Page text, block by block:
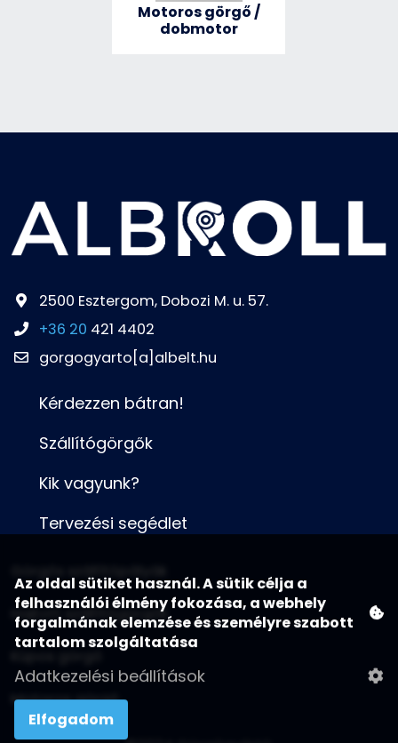
Motoros görgő /
dobmotor
2500 Esztergom, Dobozi M. u. 57.
+36 20 421 4402
gorgogyarto[a]albelt.hu
Kérdezzen bátran!
Szállítógörgők
Kik vagyunk?
Tervezési segédlet
Hajtott szállítógörgők
Motoros görgő
Az oldal sütiket használ. A sütik célja a
felhasználói élmény fokozása, a webhely
forgalmának elemzése és személyre szabott
tartalom szolgáltatása
Adatkezelési beállítások
Elfogadom